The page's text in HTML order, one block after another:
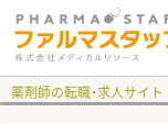
薬剤師の転職・求人サイ